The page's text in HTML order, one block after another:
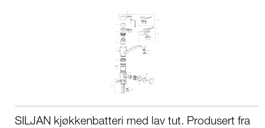
SILJAN kjøkkenbatteri med lav tut. Produsert fra